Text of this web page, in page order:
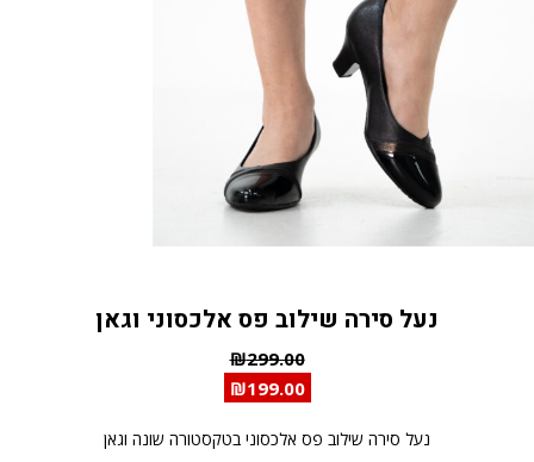
נעל סירה שילוב פס אלכסוני וגאן
₪299.00
₪199.00
נעל סירה שילוב פס אלכסוני בטקסטורה שונה וגאן